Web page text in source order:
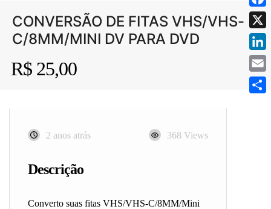
CONVERSÃO DE FITAS VHS/VHS-
C/8MM/MINI DV PARA DVD
R$ 25,00
NaN / 2
2 anos atrás 368 Views
Descrição
Converto suas fitas VHS/VHS-C/8MM/Mini
X